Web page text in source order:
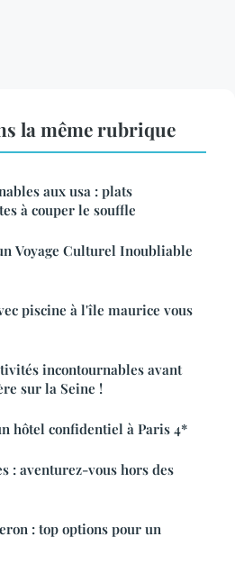
la même rubrique
aux usa : plats
à couper le souffle
Voyage Culturel Inoubliable
piscine à l'île maurice vous
incontournables avant
sur la Seine !
hôtel confidentiel à Paris 4*
: aventurez-vous hors des
: top options pour un